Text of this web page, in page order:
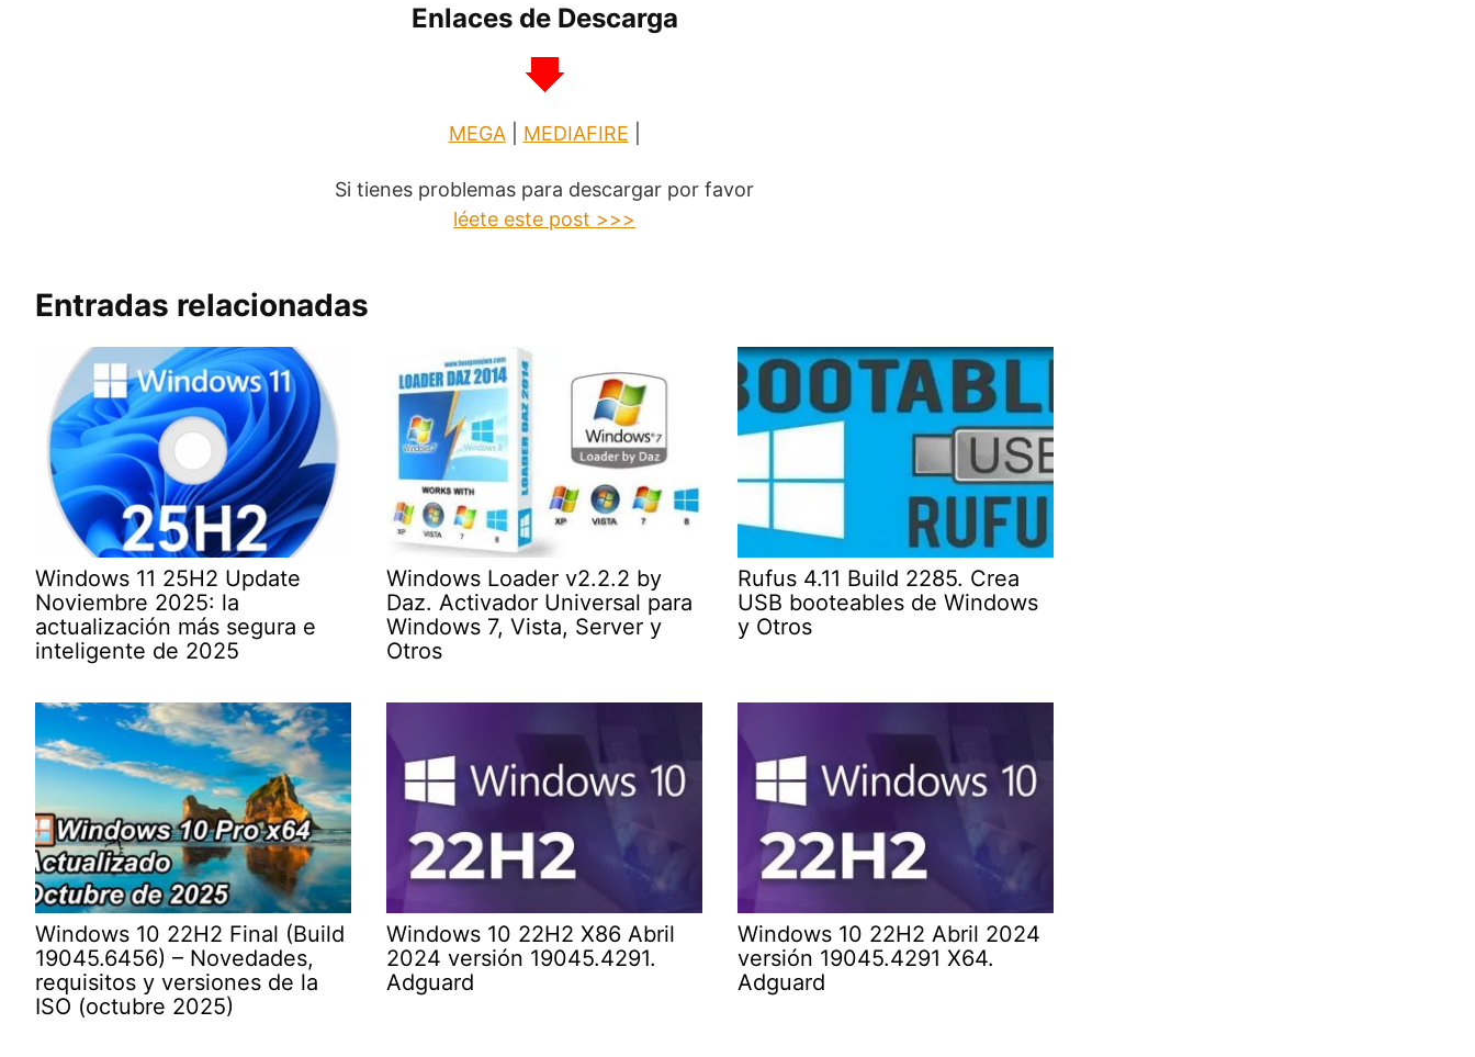
Enlaces de Descarga
MEGA| MEDIAFIRE
Si tienes problemas para descargar por favor
léete este post >>>
Entradas relacionadas
Windows 11 25H2 Update
Noviembre 2025: la
actualización más segura e
inteligente de 2025
Windows Loader v2.2.2 by
Daz. Activador Universal para
Windows 7, Vista, Server y
Otros
Rufus 4.11 Build 2285. Crea
USB booteables de Windows
y Otros
Windows 10 22H2 Final (Build
19045.6456) – Novedades,
requisitos y versiones de la
ISO (octubre 2025)
Windows 10 22H2 X86 Abril
2024 versión 19045.4291.
Adguard
Windows 10 22H2 Abril 2024
versión 19045.4291 X64.
Adguard